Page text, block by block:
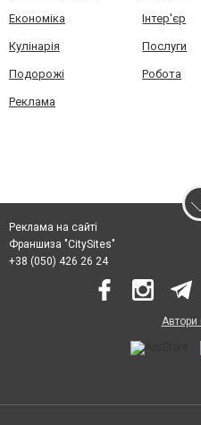
Економіка Інтер'єр
Кулінарія Послуги
Подорожі Робота
Реклама
Реклама на сайті
Франшиза "CitySites"
+38 (050) 426 26 24
Автори